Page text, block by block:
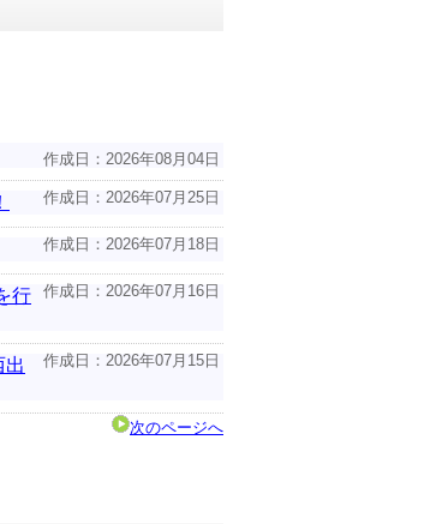
作成日：2026年08月04日
作成日：2026年07月25日
作成日：2026年07月18日
作成日：2026年07月16日
行
作成日：2026年07月15日
出
次のページへ